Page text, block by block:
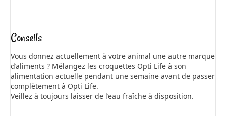
Conseils
Vous donnez actuellement à votre animal une autre marque
d’aliments ? Mélangez les croquettes Opti Life à son
alimentation actuelle pendant une semaine avant de passer
complètement à Opti Life.
Veillez à toujours laisser de l’eau fraîche à disposition.